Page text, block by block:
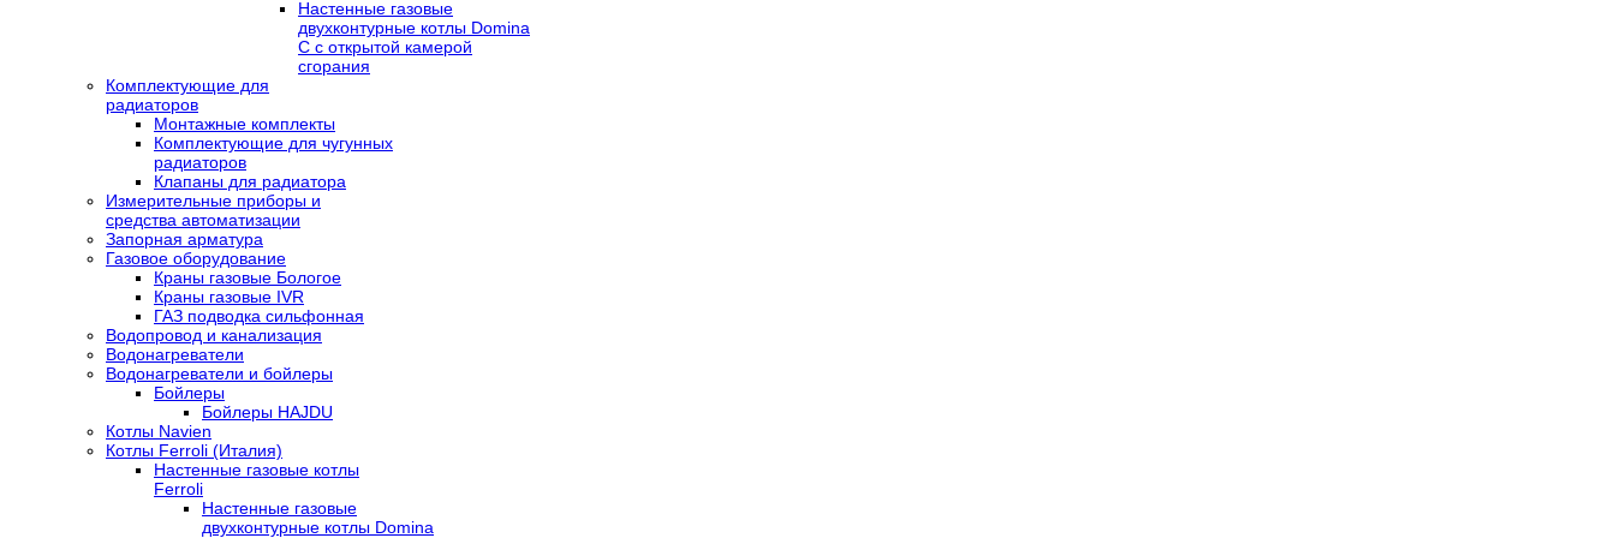
Настенные газовые
двухконтурные котлы Domina
C с открытой камерой
сгорания
Комплектующие для
радиаторов
Монтажные комплекты
Комплектующие для чугунных
радиаторов
Клапаны для радиатора
Измерительные приборы и
средства автоматизации
Запорная арматура
Газовое оборудование
Краны газовые Бологое
Краны газовые IVR
ГАЗ подводка сильфонная
Водопровод и канализация
Водонагреватели
Водонагреватели и бойлеры
Бойлеры
Бойлеры HAJDU
Котлы Navien
Котлы Ferroli (Италия)
Настенные газовые котлы
Ferroli
Настенные газовые
двухконтурные котлы Domina